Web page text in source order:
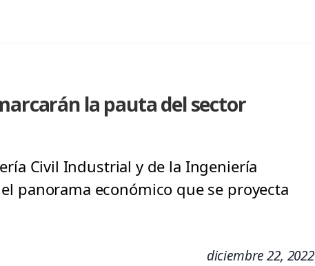
la pauta del sector
Civil Industrial y de la Ingeniería
panorama económico que se proyecta
diciembre 22, 2022